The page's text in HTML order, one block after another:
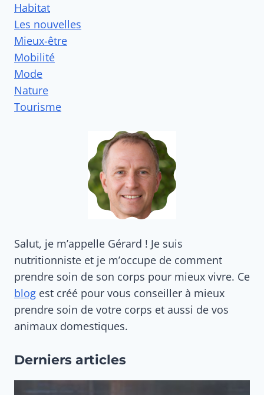
Habitat
Les nouvelles
Mieux-être
Mobilité
Mode
Nature
Tourisme
Salut, je m’appelle Gérard ! Je suis
nutritionniste et je m’occupe de comment
prendre soin de son corps pour mieux vivre. Ce
blog est créé pour vous conseiller à mieux
prendre soin de votre corps et aussi de vos
animaux domestiques.
Derniers articles